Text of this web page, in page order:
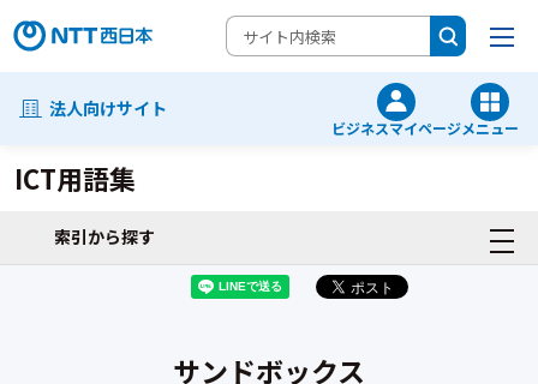
法人向けサイト
ビジネスマイページメニュー
ICT用語集
索引から探す
サンドボックス